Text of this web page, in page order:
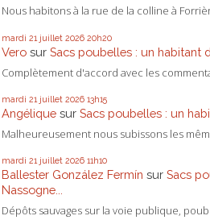
Nous habitons à la rue de la colline à
mardi 21 juillet 2026 20h20
Vero sur Sacs poubelles : un habitant
Complètement d'accord avec les
mardi 21 juillet 2026 13h15
Angélique sur Sacs poubelles : un
Malheureusement nous subissons les
mardi 21 juillet 2026 11h10
Ballester González Fermín sur Sacs
Nassogne...
Dépôts sauvages sur la voie publique,